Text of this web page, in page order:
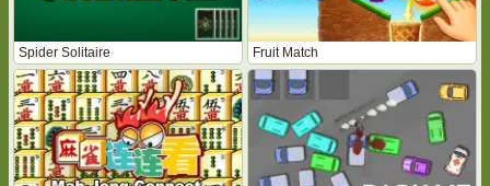
Spider Solitaire Fruit Match